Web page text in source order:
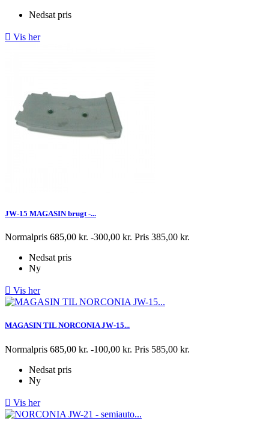
Nedsat pris
 Vis her
JW-15 MAGASIN brugt -...
Normalpris 685,00 kr. -300,00 kr. Pris 385,00 kr.
Nedsat pris
Ny
 Vis her
MAGASIN TIL NORCONIA JW-15...
Normalpris 685,00 kr. -100,00 kr. Pris 585,00 kr.
Nedsat pris
Ny
 Vis her